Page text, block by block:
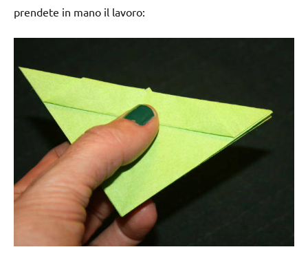
prendete in mano il lavoro: